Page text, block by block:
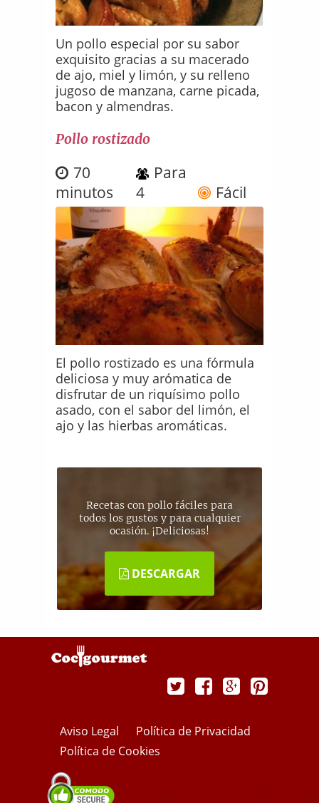
Un pollo especial por su sabor
exquisito gracias a su macerado
de ajo, miel y limón, y su relleno
jugoso de manzana, carne picada,
bacon y almendras.
Pollo rostizado
70
minutos
Para
4
Fácil
El pollo rostizado es una fórmula
deliciosa y muy arómatica de
disfrutar de un riquísimo pollo
asado, con el sabor del limón, el
ajo y las hierbas aromáticas.
Recetas con pollo fáciles para
todos los gustos y para cualquier
ocasión. ¡Deliciosas!
DESCARGAR
Aviso Legal
Política de Privacidad
Política de Cookies